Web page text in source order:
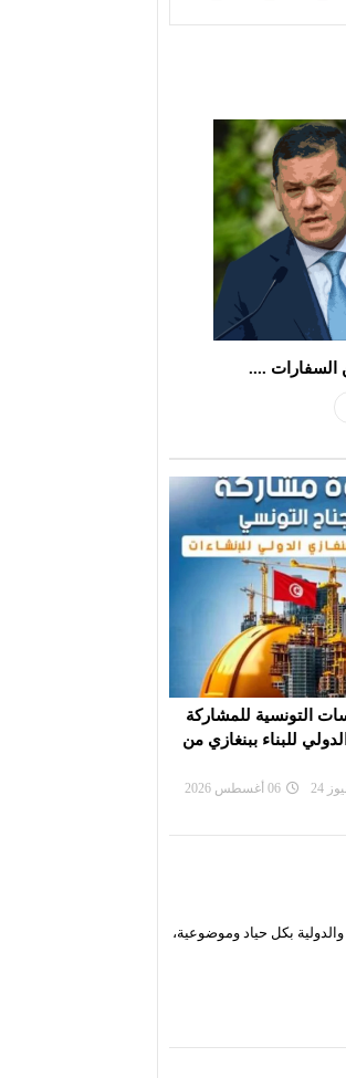
السفارات ....
«هرمز» تقترب من
لعبور السفن
24
بكل حياد وموضوعية،